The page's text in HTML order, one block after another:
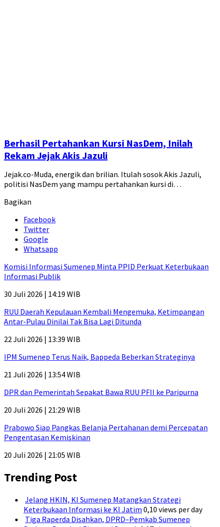
Berhasil Pertahankan Kursi NasDem, Inilah
Rekam Jejak Akis Jazuli
Jejak.co-Muda, energik dan brilian. Itulah sosok Akis Jazuli,
politisi NasDem yang mampu pertahankan kursi di…
Bagikan
Facebook
Twitter
Google
Whatsapp
Komisi Informasi Sumenep Minta PPID Perkuat Keterbukaan
Informasi Publik
30 Juli 2026 | 14:19 WIB
RUU Daerah Kepulauan Kembali Mengemuka, Ketimpangan
Antar-Pulau Dinilai Tak Bisa Lagi Ditunda
22 Juli 2026 | 13:39 WIB
IPM Sumenep Terus Naik, Bappeda Beberkan Strateginya
21 Juli 2026 | 13:54 WIB
DPR dan Pemerintah Sepakat Bawa RUU PFII ke Paripurna
20 Juli 2026 | 21:29 WIB
Prabowo Siap Pangkas Belanja Pertahanan demi Percepatan
Pengentasan Kemiskinan
20 Juli 2026 | 21:05 WIB
Trending Post
Jelang HKIN, KI Sumenep Matangkan Strategi
Keterbukaan Informasi ke KI Jatim 0,10 views per day
Tiga Raperda Disahkan, DPRD–Pemkab Sumenep